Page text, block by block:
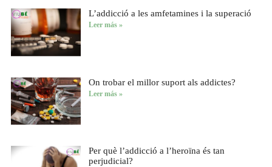
L’addicció a les amfetamines i la superació
Leer más »
On trobar el millor suport als addictes?
Leer más »
Per què l’addicció a l’heroïna és tan
perjudicial?